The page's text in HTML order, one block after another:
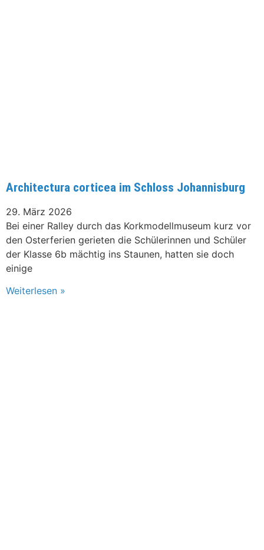
Architectura corticea im Schloss Johannisburg
29. März 2026
Bei einer Ralley durch das Korkmodellmuseum kurz vor
den Osterferien gerieten die Schülerinnen und Schüler
der Klasse 6b mächtig ins Staunen, hatten sie doch
einige
Weiterlesen »